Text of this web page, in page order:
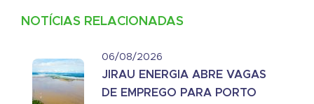
NOTÍCIAS RELACIONADAS
06/08/2026
JIRAU ENERGIA ABRE VAGAS
DE EMPREGO PARA PORTO